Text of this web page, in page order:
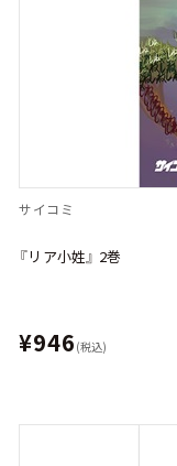
サイコミ
『リア小姓』 2巻
¥946 (税込)